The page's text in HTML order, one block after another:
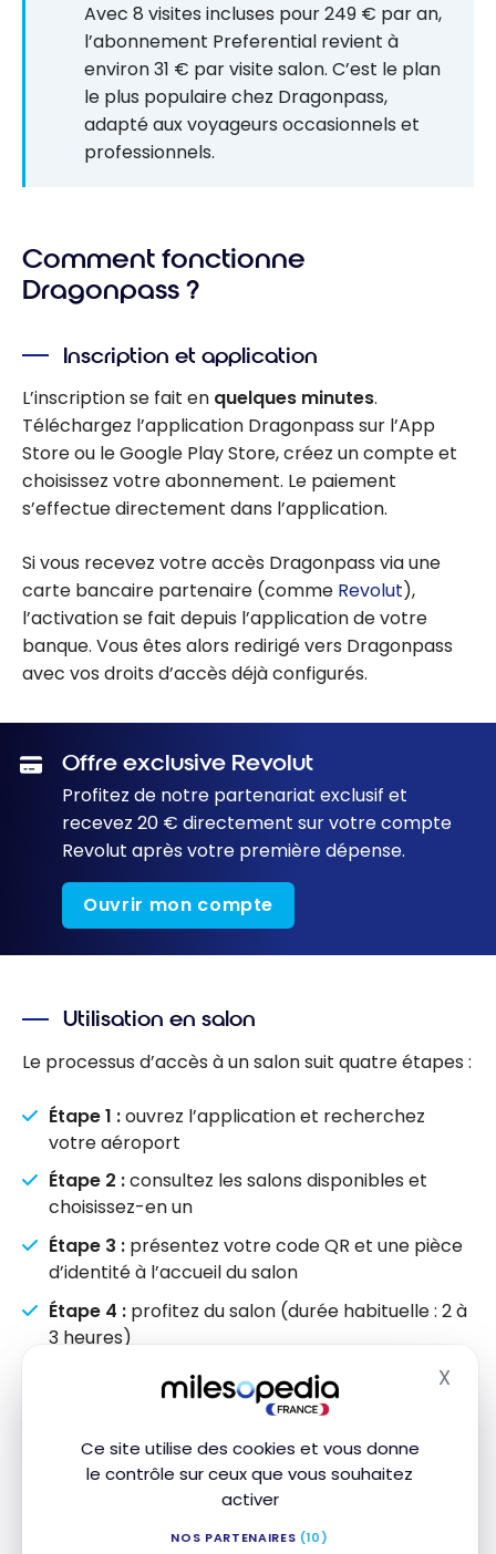
Ce site utilise des cookies et vous donne
le contrôle sur ceux que vous souhaitez
activer
NOS PARTENAIRES (10)
X
Avec 8 visites incluses pour 249 € par an,
l’abonnement Preferential revient à
environ 31 € par visite salon. C’est le plan
le plus populaire chez Dragonpass,
adapté aux voyageurs occasionnels et
professionnels.
Comment fonctionne
Dragonpass ?
Inscription et application
L’inscription se fait en quelques minutes.
Téléchargez l’application Dragonpass sur l’App
Store ou le Google Play Store, créez un compte et
choisissez votre abonnement. Le paiement
s’effectue directement dans l’application.
Si vous recevez votre accès Dragonpass via une
carte bancaire partenaire (comme Revolut),
l’activation se fait depuis l’application de votre
banque. Vous êtes alors redirigé vers Dragonpass
avec vos droits d’accès déjà configurés.
Offre exclusive Revolut
Profitez de notre partenariat exclusif et
recevez 20 € directement sur votre compte
Revolut après votre première dépense.
Ouvrir mon compte
Utilisation en salon
Le processus d’accès à un salon suit quatre étapes :
Étape 1 :ouvrez l’application et recherchez
votre aéroport
Étape 2 :consultez les salons disponibles et
choisissez-en un
Étape 3 : présentez votre code QR et une pièce
d’identité à l’accueil du salon
Étape 4 : profitez du salon (durée habituelle : 2 à
3 heures)
Vous devez avoir 18 ans pour acheter et
utiliser un abonnement Dragonpass. Les
salons n’autorisent pas l’entrée des
mineurs sans accompagnement. Pour vos